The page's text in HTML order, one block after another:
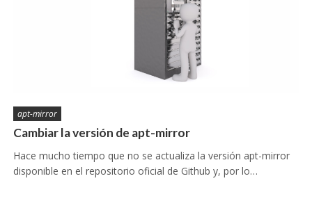
apt-mirror
Cambiar la versión de apt-mirror
Hace mucho tiempo que no se actualiza la versión apt-mirror
disponible en el repositorio oficial de Github y, por lo…